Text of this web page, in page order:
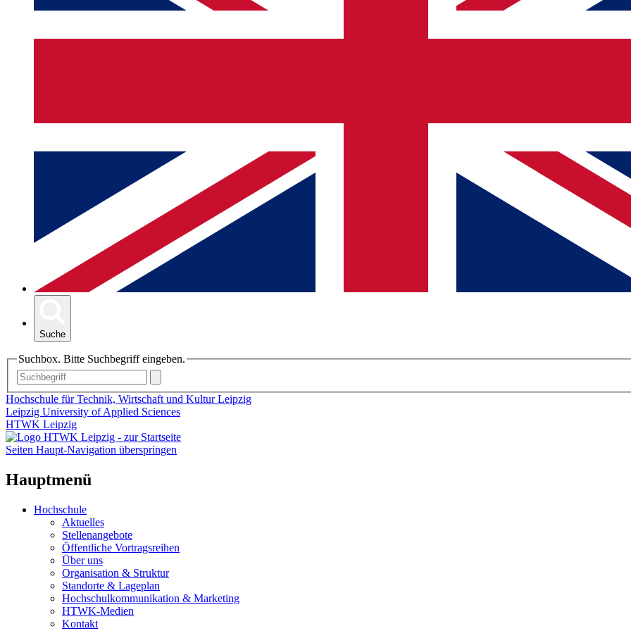
Suche
Suchbox. Bitte Suchbegriff eingeben.
Hochschule für Technik, Wirtschaft und Kultur Leipzig
Leipzig University of Applied Sciences
HTWK Leipzig
Seiten Haupt-Navigation überspringen
Hauptmenü
Hochschule
Aktuelles
Stellenangebote
Öffentliche Vortragsreihen
Über uns
Organisation & Struktur
Standorte & Lageplan
Hochschulkommunikation & Marketing
HTWK-Medien
Kontakt